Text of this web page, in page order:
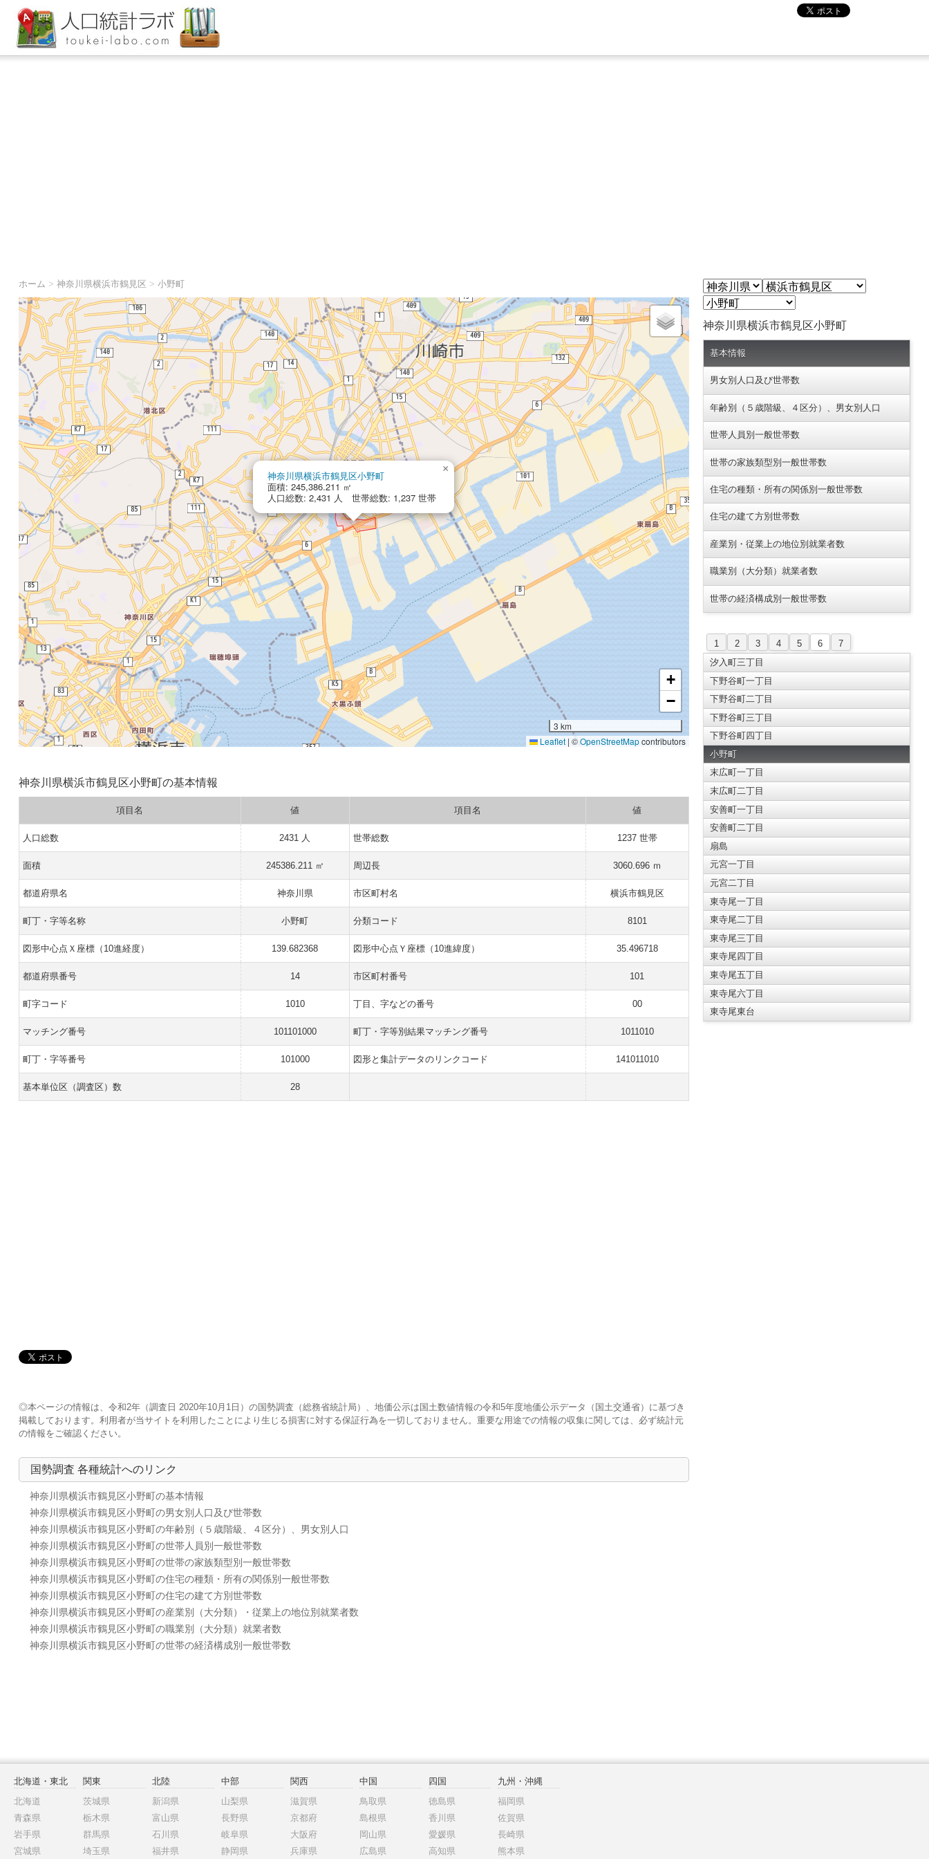
ホーム > 神奈川県横浜市鶴見区 > 小野町
神奈川県横浜市鶴見区小野町
面積: 245,386.211 ㎡
人口総数: 2,431 人 世帯総数: 1,237 世帯
×
+
−
3 km
Leaflet | ©OpenStreetMapcontributors
神奈川県横浜市鶴見区小野町の基本情報
項目名 値 項目名 値
人口総数 2431 人 世帯総数 1237 世帯
面積 245386.211 ㎡ 周辺長 3060.696 ｍ
都道府県名 神奈川県 市区町村名 横浜市鶴見区
町丁・字等名称 小野町 分類コード 8101
図形中心点Ｘ座標（10進経度） 139.682368 図形中心点Ｙ座標（10進緯度） 35.496718
都道府県番号 14 市区町村番号 101
町字コード 1010 丁目、字などの番号 00
マッチング番号 101101000 町丁・字等別結果マッチング番号 1011010
町丁・字等番号 101000 図形と集計データのリンクコード 141011010
基本単位区（調査区）数 28
◎本ページの情報は、令和2年（調査日 2020年10月1日）の国勢調査（総務省統計局）、地価公示は国土数値情報の令和5年度地価公示データ（国土交通省）に基づき
掲載しております。利用者が当サイトを利用したことにより生じる損害に対する保証行為を一切しておりません。重要な用途での情報の収集に関しては、必ず統計元
の情報をご確認ください。
国勢調査 各種統計へのリンク
神奈川県横浜市鶴見区小野町の基本情報
神奈川県横浜市鶴見区小野町の男女別人口及び世帯数
神奈川県横浜市鶴見区小野町の年齢別（５歳階級、４区分）、男女別人口
神奈川県横浜市鶴見区小野町の世帯人員別一般世帯数
神奈川県横浜市鶴見区小野町の世帯の家族類型別一般世帯数
神奈川県横浜市鶴見区小野町の住宅の種類・所有の関係別一般世帯数
神奈川県横浜市鶴見区小野町の住宅の建て方別世帯数
神奈川県横浜市鶴見区小野町の産業別（大分類）・従業上の地位別就業者数
神奈川県横浜市鶴見区小野町の職業別（大分類）就業者数
神奈川県横浜市鶴見区小野町の世帯の経済構成別一般世帯数
神奈川県横浜市鶴見区小野町
基本情報
男女別人口及び世帯数
年齢別（５歳階級、４区分）、男女別人口
世帯人員別一般世帯数
世帯の家族類型別一般世帯数
住宅の種類・所有の関係別一般世帯数
住宅の建て方別世帯数
産業別・従業上の地位別就業者数
職業別（大分類）就業者数
世帯の経済構成別一般世帯数
1 2 3 4 5 6
7
汐入町三丁目
下野谷町一丁目
下野谷町二丁目
下野谷町三丁目
下野谷町四丁目
小野町
末広町一丁目
末広町二丁目
安善町一丁目
安善町二丁目
扇島
元宮一丁目
元宮二丁目
東寺尾一丁目
東寺尾二丁目
東寺尾三丁目
東寺尾四丁目
東寺尾五丁目
東寺尾六丁目
東寺尾東台
北海道・東北
北海道
青森県
岩手県
宮城県
関東
茨城県
栃木県
群馬県
埼玉県
北陸
新潟県
富山県
石川県
福井県
中部
山梨県
長野県
岐阜県
静岡県
関西
滋賀県
京都府
大阪府
兵庫県
中国
鳥取県
島根県
岡山県
広島県
四国
徳島県
香川県
愛媛県
高知県
九州・沖縄
福岡県
佐賀県
長崎県
熊本県